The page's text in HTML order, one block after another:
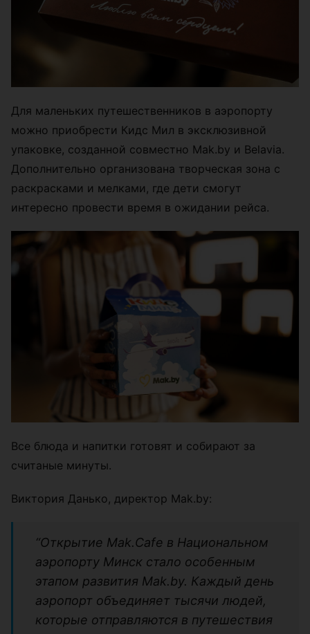
Для маленьких путешественников в аэропорту
можно приобрести Кидс Мил в эксклюзивной
упаковке, созданной совместно Mak.by и Belavia.
Дополнительно организована творческая зона с
раскрасками и мелками, где дети смогут
интересно провести время в ожидании рейса.
Все блюда и напитки готовят и собирают за
считаные минуты.
Виктория Данько, директор Mak.by:
“Открытие Mak.Cafe в Национальном
аэропорту Минск стало особенным
этапом развития Mak.by. Каждый день
аэропорт объединяет тысячи людей,
которые отправляются в путешествия